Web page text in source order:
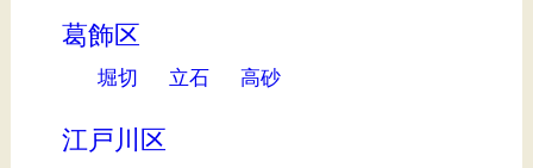
葛飾区
堀切 立石 高砂
江戸川区